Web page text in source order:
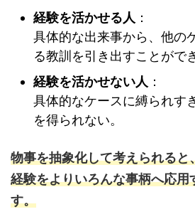
経験を活かせる人 ：
具体的な出来事から、他の
る教訓を引き出すことがで
経験を活かせない人 ：
具体的なケースに縛られす
を得られない。
物事を抽象化して考えられると
経験をよりいろんな事柄へ応用
す。